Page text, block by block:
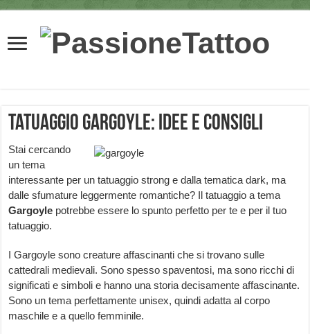
Tatuaggio Gargoyle: idee e consigli
Stai cercando
un tema
interessante per un tatuaggio strong e dalla tematica dark, ma
dalle sfumature leggermente romantiche? Il tatuaggio a tema
Gargoyle potrebbe essere lo spunto perfetto per te e per il tuo
tatuaggio.
I Gargoyle sono creature affascinanti che si trovano sulle
cattedrali medievali. Sono spesso spaventosi, ma sono ricchi di
significati e simboli e hanno una storia decisamente affascinante.
Sono un tema perfettamente unisex, quindi adatta al corpo
maschile e a quello femminile.